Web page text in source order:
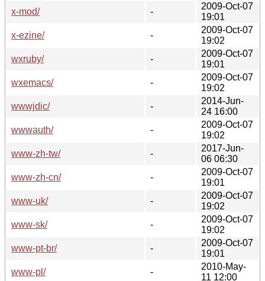
x-mod/
-
2009-Oct-07
19:01
x-ezine/
-
2009-Oct-07
19:02
wxruby/
-
2009-Oct-07
19:01
wxemacs/
-
2009-Oct-07
19:02
wwwjdic/
-
2014-Jun-
24 16:00
wwwauth/
-
2009-Oct-07
19:02
www-zh-tw/
-
2017-Jun-
06 06:30
www-zh-cn/
-
2009-Oct-07
19:01
www-uk/
-
2009-Oct-07
19:02
www-sk/
-
2009-Oct-07
19:02
www-pt-br/
-
2009-Oct-07
19:01
www-pl/
-
2010-May-
11 12:00